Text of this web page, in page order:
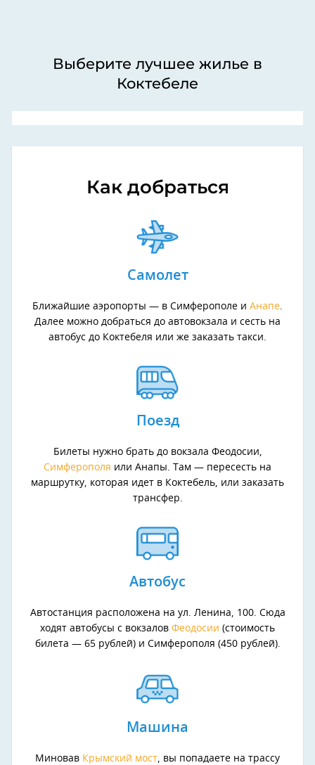
Выберите лучшее жилье в
Коктебеле
Как добраться
Самолет
Ближайшие аэропорты — в Симферополе и Анапе.
Далее можно добраться до автовокзала и сесть на
автобус до Коктебеля или же заказать такси.
Поезд
Билеты нужно брать до вокзала Феодосии,
Симферополя или Анапы. Там — пересесть на
маршрутку, которая идет в Коктебель, или заказать
трансфер.
Автобус
Автостанция расположена на ул. Ленина, 100. Сюда
ходят автобусы с вокзалов Феодосии (стоимость
билета — 65 рублей) и Симферополя (450 рублей).
Машина
Миновав Крымский мост, вы попадаете на трассу